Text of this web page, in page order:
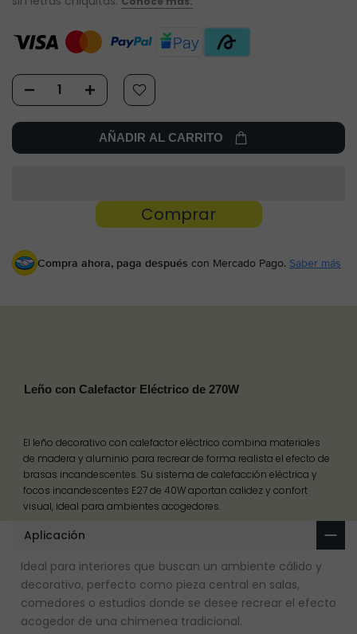
AÑADIR AL CARRITO
Compra ahora, paga después con Mercado Pago. Saber más
Leño con Calefactor Eléctrico de 270W
El leño decorativo con calefactor eléctrico combina materiales
de madera y aluminio para recrear de forma realista el efecto de
brasas incandescentes. Su sistema de calefacción eléctrica y
focos incandescentes E27 de 40W aportan calidez y confort
visual, ideal para ambientes acogedores.
Aplicación
Ideal para interiores que buscan un ambiente cálido y
decorativo, perfecto como pieza central en salas,
comedores o estudios donde se desee recrear el efecto
acogedor de una chimenea tradicional.